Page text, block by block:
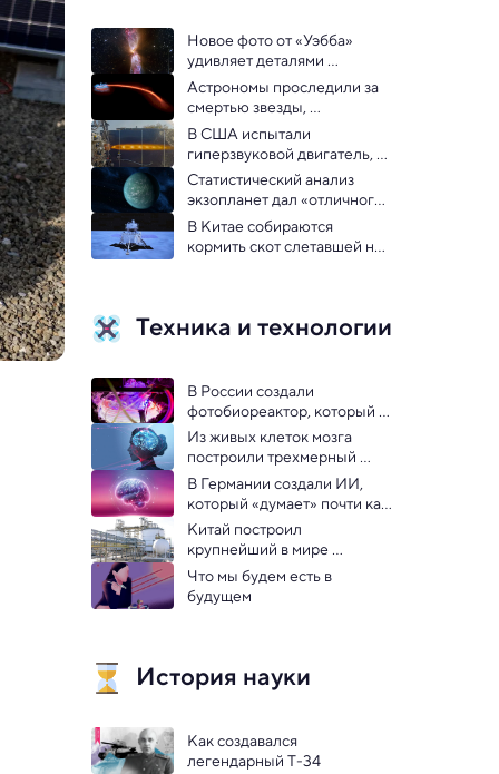
Новое фото от «Уэбба»
удивляет деталями
активной системы из
новорожденных звезд
Астрономы проследили за
смертью звезды,
уничтоженной черной
дырой
В США испытали
гиперзвуковой двигатель,
способный разогнать
самолет до 6 Маха: видео
Статистический анализ
экзопланет дал «отличного
кандидата» на обитаемость
В Китае собираются
кормить скот слетавшей на
Техника и технологии
В России создали
фотобиореактор, который
поможет космонавтам в
дальних миссиях
Из живых клеток мозга
построили трехмерный
биокомпьютер
В Германии создали ИИ,
который «думает» почти как
человеческий мозг
Китай построил
крупнейший в мире
аккумулятор на сжатом
воздухе
Что мы будем есть в
будущем
История науки
Как создавался
легендарный Т-34